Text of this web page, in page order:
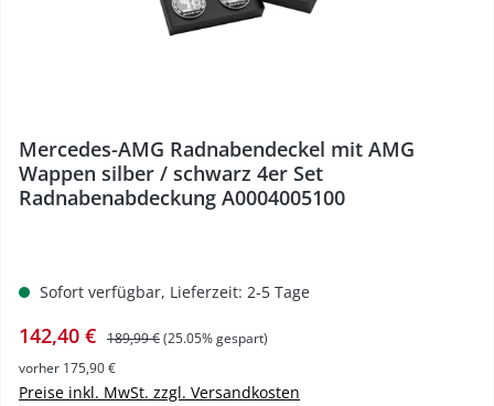
Mercedes-AMG Radnabendeckel mit AMG
Wappen silber / schwarz 4er Set
Radnabenabdeckung A0004005100
Sofort verfügbar, Lieferzeit: 2-5 Tage
Verkaufspreis:
142,40 € Regulärer Preis:
189,99 €(25.05% gespart)
vorher 175,90 €
Preise inkl. MwSt. zzgl. Versandkosten